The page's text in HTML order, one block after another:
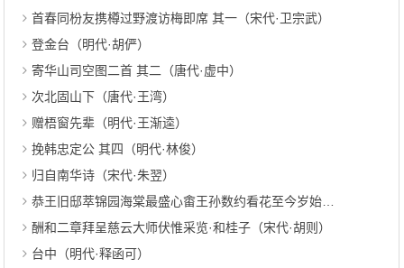
首春同枌友携樽过野渡访梅即席 其一（宋代·卫宗武）
登金台（明代·胡俨）
寄华山司空图二首 其二（唐代·虚中）
次北固山下（唐代·王湾）
赠梧窗先辈（明代·王渐逵）
挽韩忠定公 其四（明代·林俊）
归自南华诗（宋代·朱翌）
恭王旧邸萃锦园海棠最盛心畬王孙数约看花至今岁始得践适值歇枝春寒花迟小萼而已（清代·陈曾寿）
酬和二章拜呈慈云大师伏惟采览·和桂子（宋代·胡则）
台中（明代·释函可）